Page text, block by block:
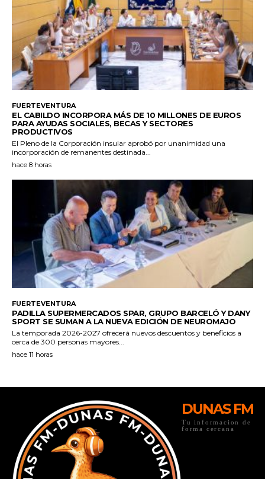
DUNAS FM
Tu informacion de
forma cercana